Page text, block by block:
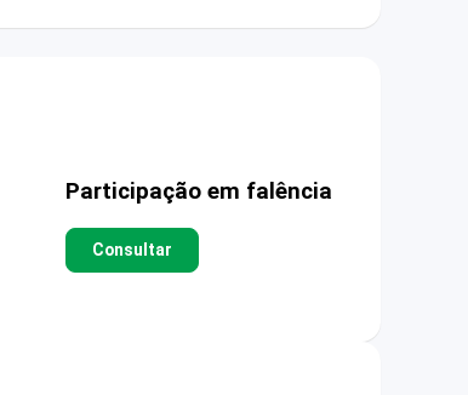
Participação em falência
Consultar